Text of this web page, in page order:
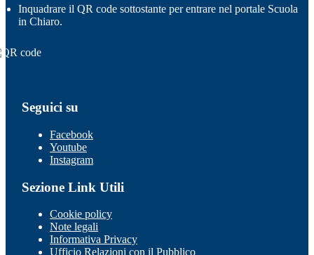
Inquadrare il QR code sottostante per entrare nel portale Scuola
in Chiaro.
Seguici su
Facebook
Youtube
Instagram
Sezione Link Utili
Cookie policy
Note legali
Informativa Privacy
Ufficio Relazioni con il Pubblico